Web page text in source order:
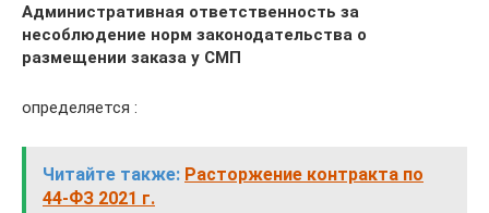
Административная ответственность за
несоблюдение норм законодательства о
размещении заказа у СМП
определяется :
Читайте также: Расторжение контракта по
44-ФЗ 2021 г.